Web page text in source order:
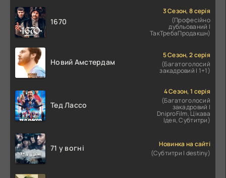
1670
3 Сезон, 8 серія
(Професійно
дубльований |
ТакТребаПродакшн)
Новий Амстердам
5 Сезон, 2 серія
(Багатоголосий
закадровий | 1+1)
Тед Лассо
4 Сезон, 1 серія
(Багатоголосий
закадровий |
DniproFilm, Цікава
Ідея, Субтитри)
71 у вогні
Новинка на сайті
(Субтитри | destiny)